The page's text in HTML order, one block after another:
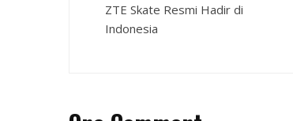
ZTE Skate Resmi Hadir di
Indonesia